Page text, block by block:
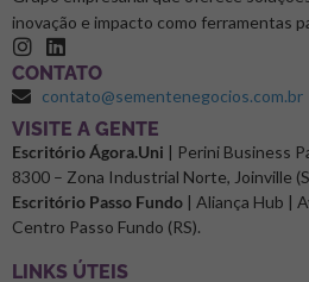
inovação e impacto como ferramentas
CONTATO
contato@sementenegocios.com.br
⁠VISITE A GENTE
Escritório Ágora.Uni | Perini Business
8300 – Zona Industrial Norte, Joinville
Escritório Passo Fundo | Aliança Hub |
Centro Passo Fundo (RS).
LINKS ÚTEIS